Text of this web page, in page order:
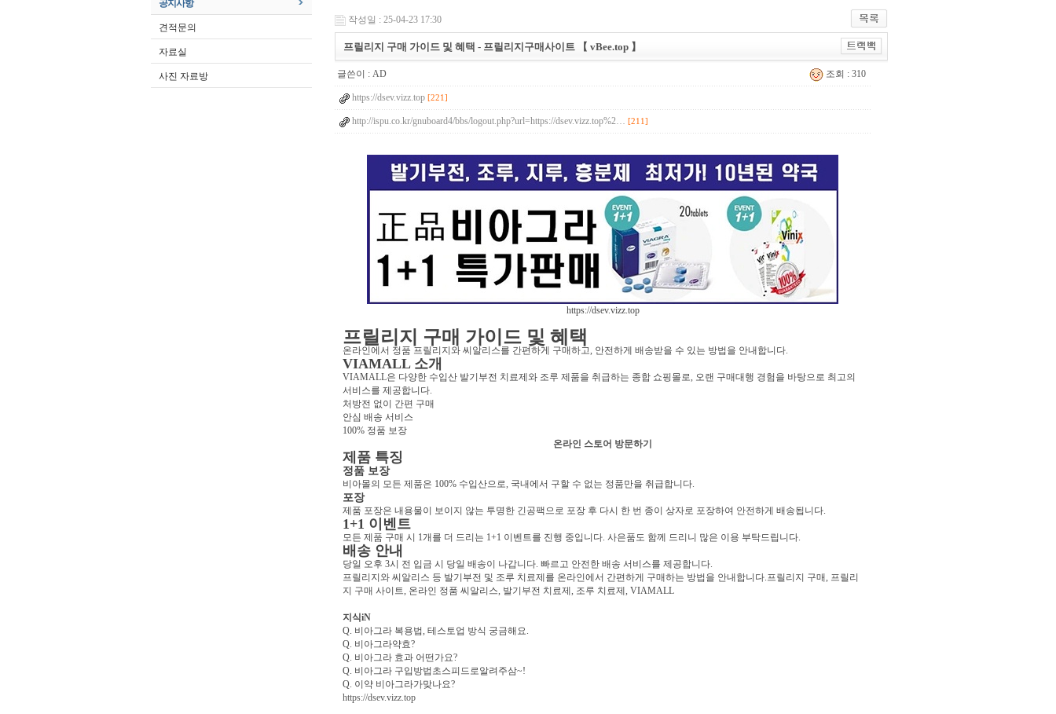
공지사항
견적문의
자료실
사진 자료방
작성일 : 25-04-23 17:30
프릴리지 구매 가이드 및 혜택 - 프릴리지구매사이트 【 vBee.top 】
글쓴이 : AD 조회 : 310
https://dsev.vizz.top [221]
http://ispu.co.kr/gnuboard4/bbs/logout.php?url=https://dsev.vizz.top%2… [211]
https://dsev.vizz.top
프릴리지 구매 가이드 및 혜택
온라인에서 정품 프릴리지와 씨알리스를 간편하게 구매하고, 안전하게 배송받을 수 있는 방법을 안내합니다.
VIAMALL 소개
VIAMALL은 다양한 수입산 발기부전 치료제와 조루 제품을 취급하는 종합 쇼핑몰로, 오랜 구매대행 경험을 바탕으로 최고의
서비스를 제공합니다.
처방전 없이 간편 구매
안심 배송 서비스
100% 정품 보장
온라인 스토어 방문하기
제품 특징
정품 보장
비아몰의 모든 제품은 100% 수입산으로, 국내에서 구할 수 없는 정품만을 취급합니다.
포장
제품 포장은 내용물이 보이지 않는 투명한 긴공팩으로 포장 후 다시 한 번 종이 상자로 포장하여 안전하게 배송됩니다.
1+1 이벤트
모든 제품 구매 시 1개를 더 드리는 1+1 이벤트를 진행 중입니다. 사은품도 함께 드리니 많은 이용 부탁드립니다.
배송 안내
당일 오후 3시 전 입금 시 당일 배송이 나갑니다. 빠르고 안전한 배송 서비스를 제공합니다.
프릴리지와 씨알리스 등 발기부전 및 조루 치료제를 온라인에서 간편하게 구매하는 방법을 안내합니다.프릴리지 구매, 프릴리
지 구매 사이트, 온라인 정품 씨알리스, 발기부전 치료제, 조루 치료제, VIAMALL
지식iN
Q. 비아그라 복용법, 테스토업 방식 궁금해요.
Q. 비아그라약효?
Q. 비아그라 효과 어떤가요?
Q. 비아그라 구입방법초스피드로알려주삼~!
Q. 이약 비아그라가맞나요?
https://dsev.vizz.top